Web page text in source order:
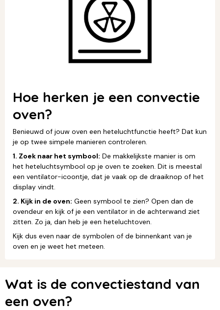
Hoe herken je een convectie
oven?
Benieuwd of jouw oven een heteluchtfunctie heeft? Dat kun
je op twee simpele manieren controleren.
1. Zoek naar het symbool: De makkelijkste manier is om
het heteluchtsymbool op je oven te zoeken. Dit is meestal
een ventilator-icoontje, dat je vaak op de draaiknop of het
display vindt.
2. Kijk in de oven: Geen symbool te zien? Open dan de
ovendeur en kijk of je een ventilator in de achterwand ziet
zitten. Zo ja, dan heb je een heteluchtoven.
Kijk dus even naar de symbolen of de binnenkant van je
oven en je weet het meteen.
Wat is de convectiestand van
een oven?